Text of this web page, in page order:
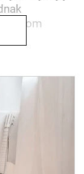
złom